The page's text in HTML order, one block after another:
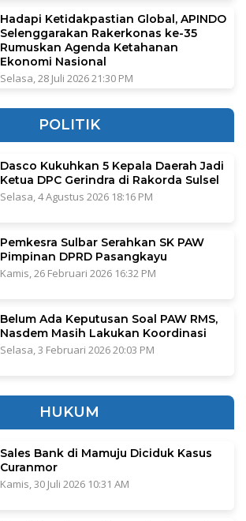
Hadapi Ketidakpastian Global, APINDO
Selenggarakan Rakerkonas ke-35
Rumuskan Agenda Ketahanan
Ekonomi Nasional
Selasa, 28 Juli 2026 21:30 PM
POLITIK
Dasco Kukuhkan 5 Kepala Daerah Jadi
Ketua DPC Gerindra di Rakorda Sulsel
Selasa, 4 Agustus 2026 18:16 PM
Pemkesra Sulbar Serahkan SK PAW
Pimpinan DPRD Pasangkayu
Kamis, 26 Februari 2026 16:32 PM
Belum Ada Keputusan Soal PAW RMS,
Nasdem Masih Lakukan Koordinasi
Selasa, 3 Februari 2026 20:03 PM
HUKUM
Sales Bank di Mamuju Diciduk Kasus
Curanmor
Kamis, 30 Juli 2026 10:31 AM